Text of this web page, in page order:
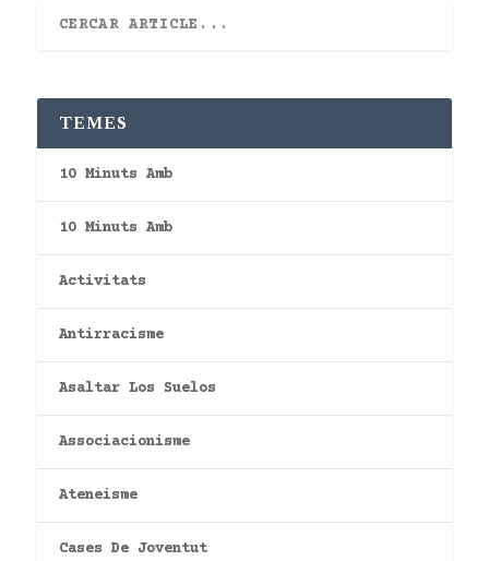
TEMES
10 Minuts Amb
10 Minuts Amb
Activitats
Antirracisme
Asaltar Los Suelos
Associacionisme
Ateneisme
Cases De Joventut